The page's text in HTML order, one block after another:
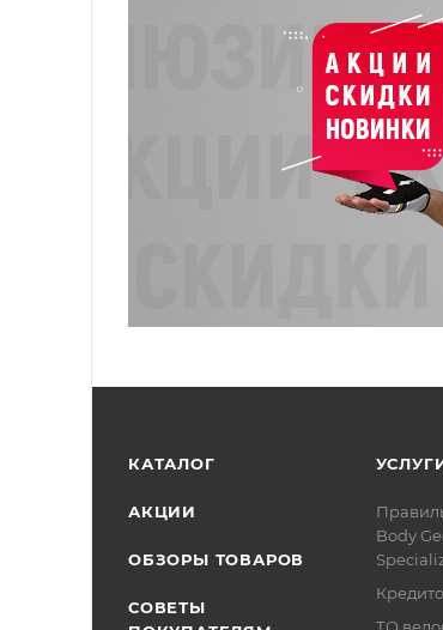
КАТАЛОГ
АКЦИИ
ОБЗОРЫ ТОВАРОВ
СОВЕТЫ
Body
ТО